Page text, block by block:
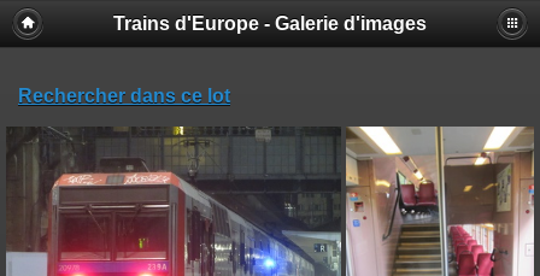
Trains d'Europe - Galerie d'images
Rechercher dans ce lot